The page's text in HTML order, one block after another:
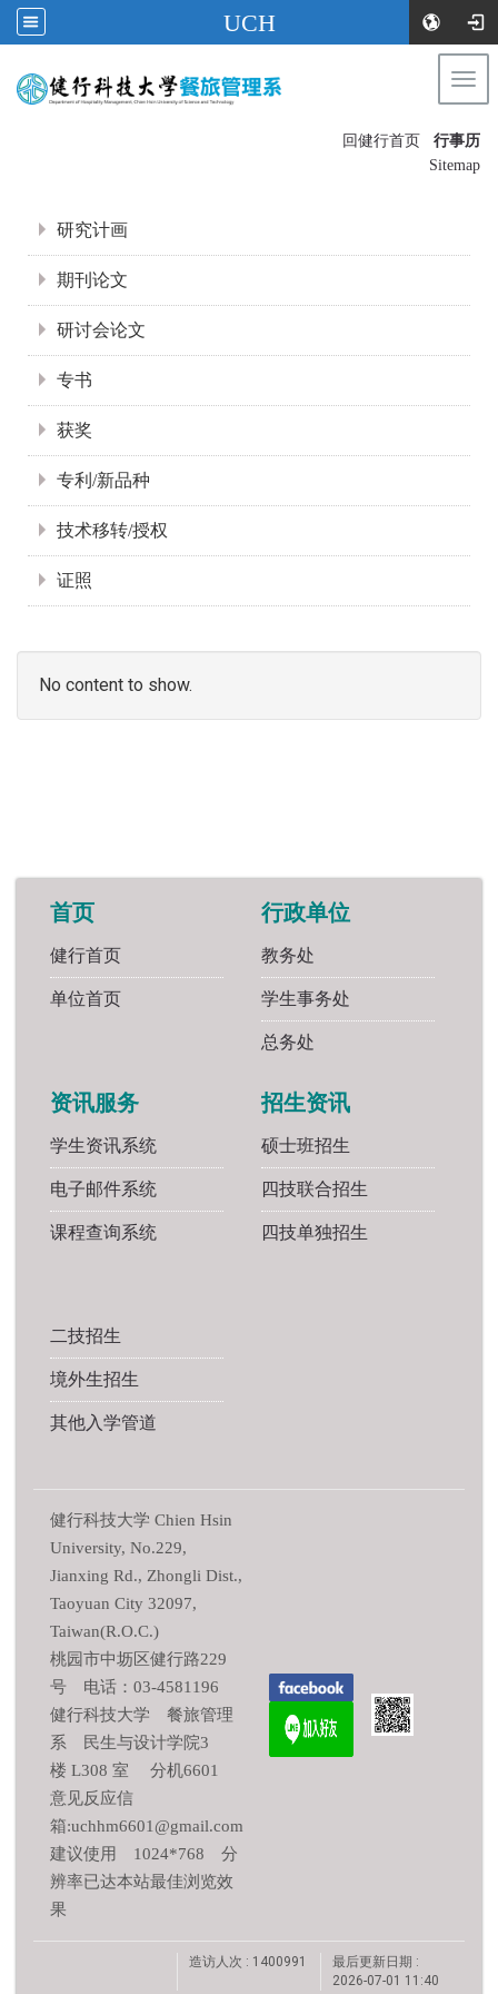
UCH
回健行首页
行事历
Sitemap
研究计画
期刊论文
研讨会论文
专书
获奖
专利/新品种
技术移转/授权
证照
No content to show.
首页
健行首页
单位首页
行政单位
教务处
学生事务处
总务处
资讯服务
学生资讯系统
电子邮件系统
课程查询系统
招生资讯
硕士班招生
四技联合招生
四技单独招生
二技招生
境外生招生
其他入学管道
健行科技大学 Chien Hsin
University, No.229,
Jianxing Rd., Zhongli Dist.,
Taoyuan City 32097,
Taiwan(R.O.C.)
桃园市中坜区健行路229
号 电话：03-4581196
健行科技大学 餐旅管理
系 民生与设计学院3
楼 L308 室 分机6601
意见反应信
箱:uchhm6601@gmail.com
建议使用 1024*768 分
辨率已达本站最佳浏览效
果
造访人次 : 1400991
最后更新日期 :
2026-07-01 11:40